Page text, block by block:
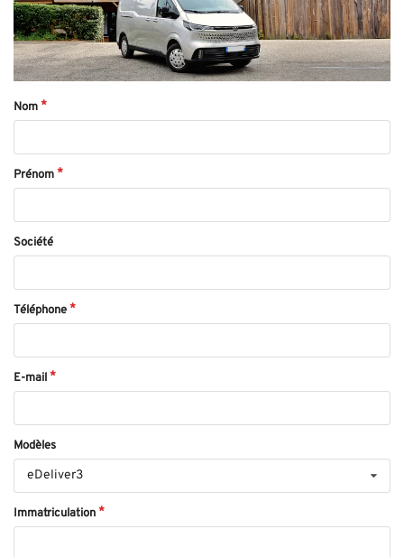
Nom
Prénom
Société
Téléphone
E-mail
Modèles
eDeliver3
Immatriculation